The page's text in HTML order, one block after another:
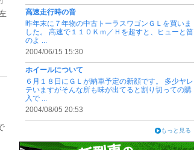
高速走行時の音
昨年末に７年物の中古トーラスワゴンＧＬを買いま
した。 高速で１１０Ｋｍ／Ｈを超すと、ヒューと笛
のよ ...
2004/06/15 15:30
ホイールについて
６月１８日にＧＬが納車予定の新顔です。 多少ヤレ
テいますがそんな所も味が出てると割り切っての購
入で ...
2004/08/05 20:53
もっと見る